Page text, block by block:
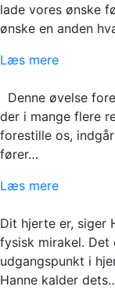
lade vores ønske
ønske en anden
Læs mere
Denne øvelse
der i mange flere
forestille os,
fører…
Læs mere
Dit hjerte er, siger
fysisk mirakel. Det
udgangspunkt i
Hanne kalder